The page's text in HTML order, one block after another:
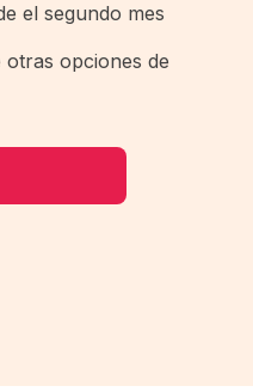
el segundo mes
opciones de